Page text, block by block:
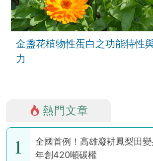
金盞花植物性蛋白之功能特性
力
熱門文章
1
全國首例！高雄廢耕鳳梨田
年創420噸碳權